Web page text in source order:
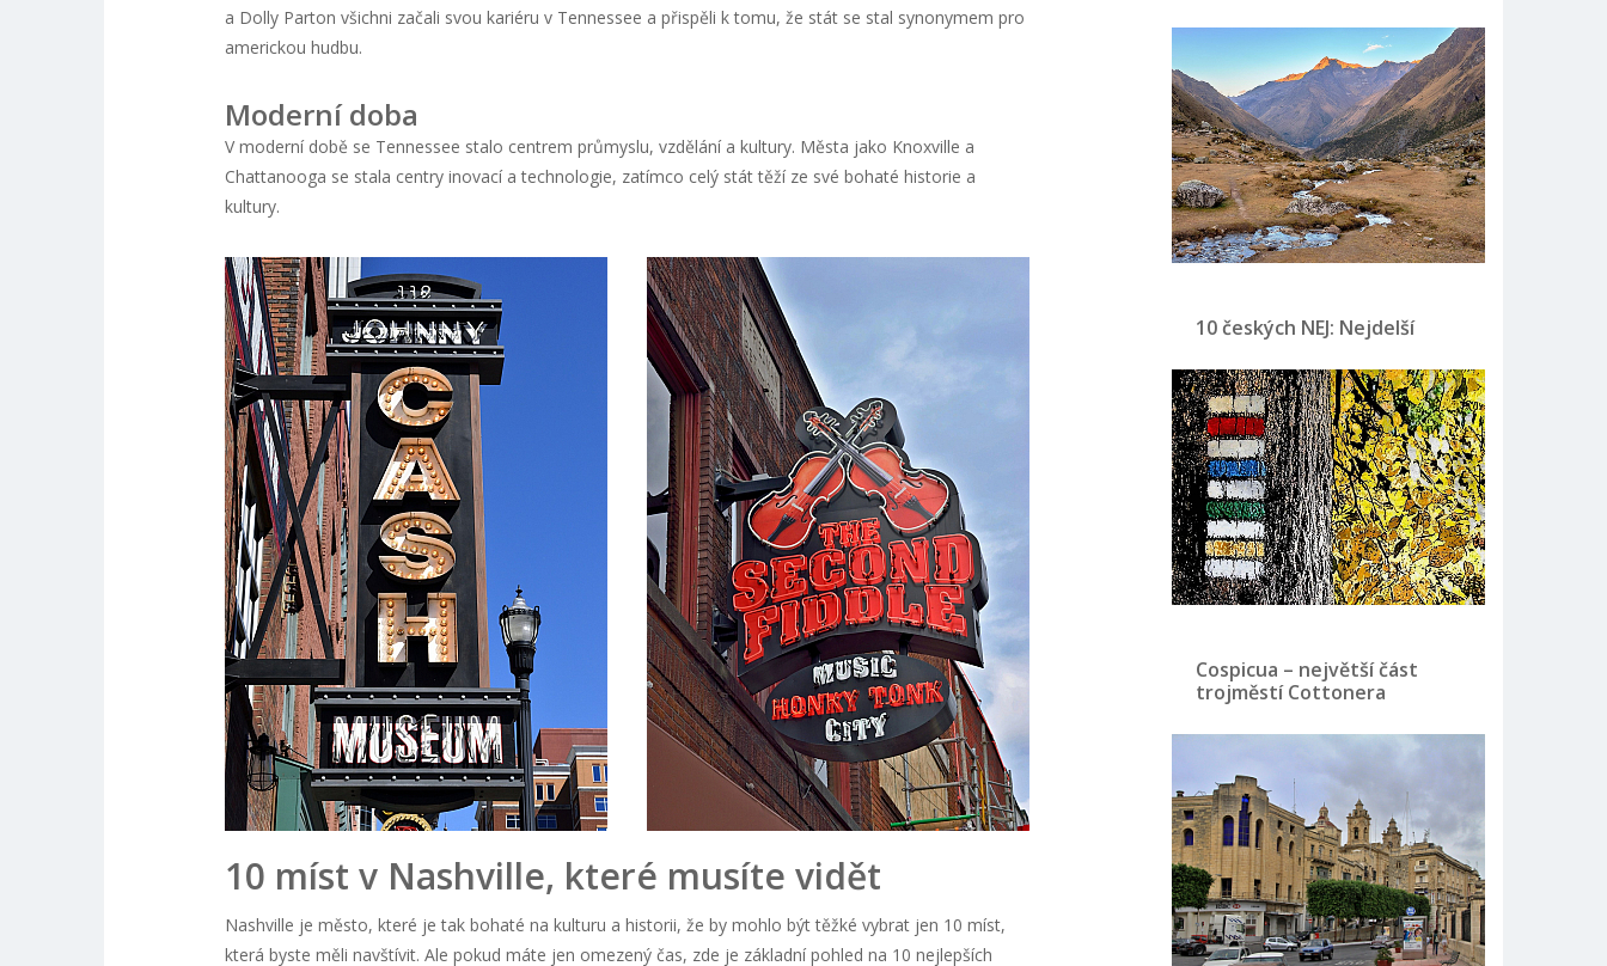
a Dolly Parton všichni začali svou kariéru v Tennessee a přispěli k tomu, že stát se stal synonymem pro
americkou hudbu.
Moderní doba
V moderní době se Tennessee stalo centrem průmyslu, vzdělání a kultury. Města jako Knoxville a
Chattanooga se stala centry inovací a technologie, zatímco celý stát těží ze své bohaté historie a
kultury.
10 míst v Nashville, které musíte vidět
Nashville je město, které je tak bohaté na kulturu a historii, že by mohlo být těžké vybrat jen 10 míst,
která byste měli navštívit. Ale pokud máte jen omezený čas, zde je základní pohled na 10 nejlepších
10 českých NEJ: Nejdelší
Cospicua – největší část
trojměstí Cottonera